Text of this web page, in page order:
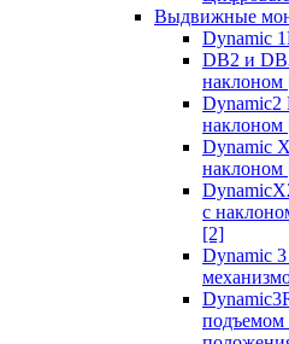
Выдвижные
Dynamic
DB2 и
наклоном
наклоном
Dynamic
наклоном
с
[2]
Dynamic
подъемом